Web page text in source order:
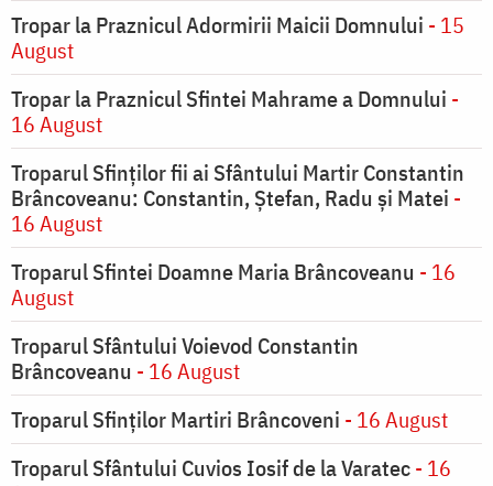
Tropar la Praznicul Adormirii Maicii Domnului - 15
August
Tropar la Praznicul Sfintei Mahrame a Domnului -
16 August
Troparul Sfinților fii ai Sfântului Martir Constantin
Brâncoveanu: Constantin, Ștefan, Radu și Matei -
16 August
Troparul Sfintei Doamne Maria Brâncoveanu - 16
August
Troparul Sfântului Voievod Constantin
Brâncoveanu - 16 August
Troparul Sfinților Martiri Brâncoveni - 16 August
Troparul Sfântului Cuvios Iosif de la Varatec- 16